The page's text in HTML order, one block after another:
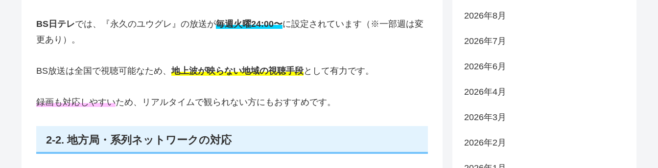
BS日テレでは、『永久のユウグレ』の放送が毎週火曜24:00〜に設定されています（※一部週は変
更あり）。
BS放送は全国で視聴可能なため、地上波が映らない地域の視聴手段として有力です。
録画も対応しやすいため、リアルタイムで観られない方にもおすすめです。
2‑2. 地方局・系列ネットワークの対応
2026年8月
2026年7月
2026年6月
2026年4月
2026年3月
2026年2月